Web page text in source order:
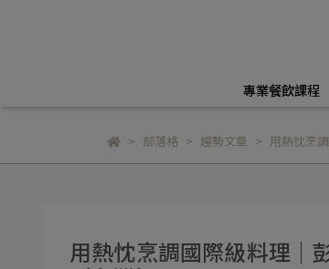
專業餐飲課程
部落格 趨勢文章 用熱忱烹
用熱忱烹調國際級料理｜